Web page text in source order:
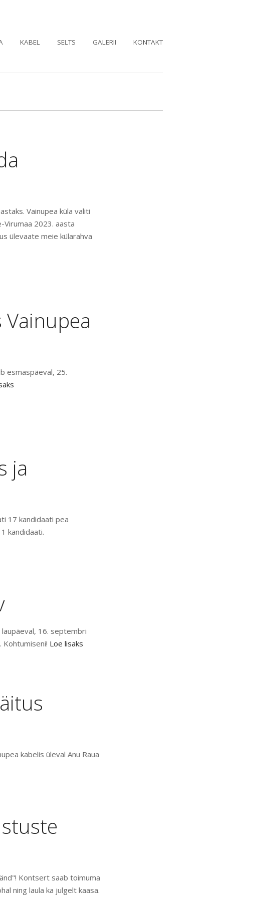
KABEL SELTS GALERII KONTAKT
Vainupea küla valiti
Virumaa 2023. aasta
ülevaate meie külarahva
esmaspäeval, 25.
ja
17 kandidaati pea
kandidaati.
16. septembri
Kohtumiseni! Loe lisaks
kabelis üleval Anu Raua
Kontsert saab toimuma
ning laula ka julgelt kaasa.